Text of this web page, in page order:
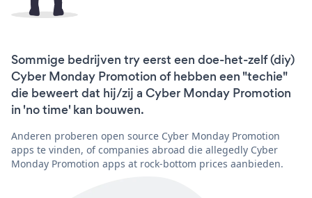
Sommige bedrijven try eerst een doe-het-zelf (diy)
Cyber Monday Promotion of hebben een "techie"
die beweert dat hij/zij a Cyber Monday Promotion
in 'no time' kan bouwen.
Anderen proberen open source Cyber Monday Promotion
apps te vinden, of companies abroad die allegedly Cyber
Monday Promotion apps at rock-bottom prices aanbieden.